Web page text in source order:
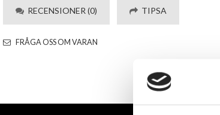
RECENSIONER (0) TIPSA
FRÅGA OSS OM VARAN